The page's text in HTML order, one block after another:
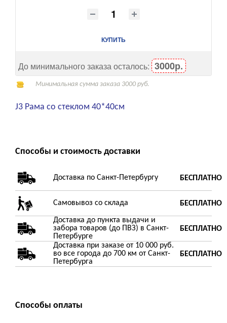
КУПИТЬ
До минимального заказа осталось: 3000р.
Минимальная сумма заказа 3000 руб.
J3 Рама со стеклом 40*40см
Способы и стоимость доставки
Доставка по Санкт-Петербургу БЕСПЛАТНО
Самовывоз со склада БЕСПЛАТНО
Доставка до пункта выдачи и
забора товаров (до ПВЗ) в Санкт-
Петербурге
БЕСПЛАТНО
Доставка при заказе от 10 000 руб.
во все города до 700 км от Санкт-
Петербурга
БЕСПЛАТНО
Способы оплаты